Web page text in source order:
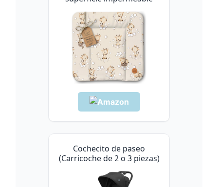
Cochecito de paseo
(Carricoche de 2 o 3 piezas)